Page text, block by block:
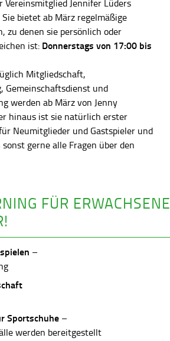
Jennifer Lüders
bietet ab März regelmäßige
zu denen sie persönlich oder
ist: Donnerstags von 17:00 bis
Mitgliedschaft,
Gemeinschaftsdienst und
werden ab März von Jenny
hinaus ist sie natürlich erster
Neumitglieder und Gastspieler und
gerne alle Fragen über den
FÜR ERWACHSENE
–
Sportschuhe –
werden bereitgestellt